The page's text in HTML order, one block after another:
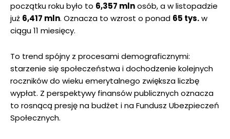
początku roku było to 6,357 mlnosób, a w listopadzie
już 6,417 mln. Oznacza to wzrost o ponad 65 tys.w
ciągu 11 miesięcy.
To trend spójny z procesami demograficznymi:
starzenie się społeczeństwa i dochodzenie kolejnych
roczników do wieku emerytalnego zwiększa liczbę
wypłat. Z perspektywy finansów publicznych oznacza
to rosnącą presję na budżet i na Fundusz Ubezpieczeń
Społecznych.